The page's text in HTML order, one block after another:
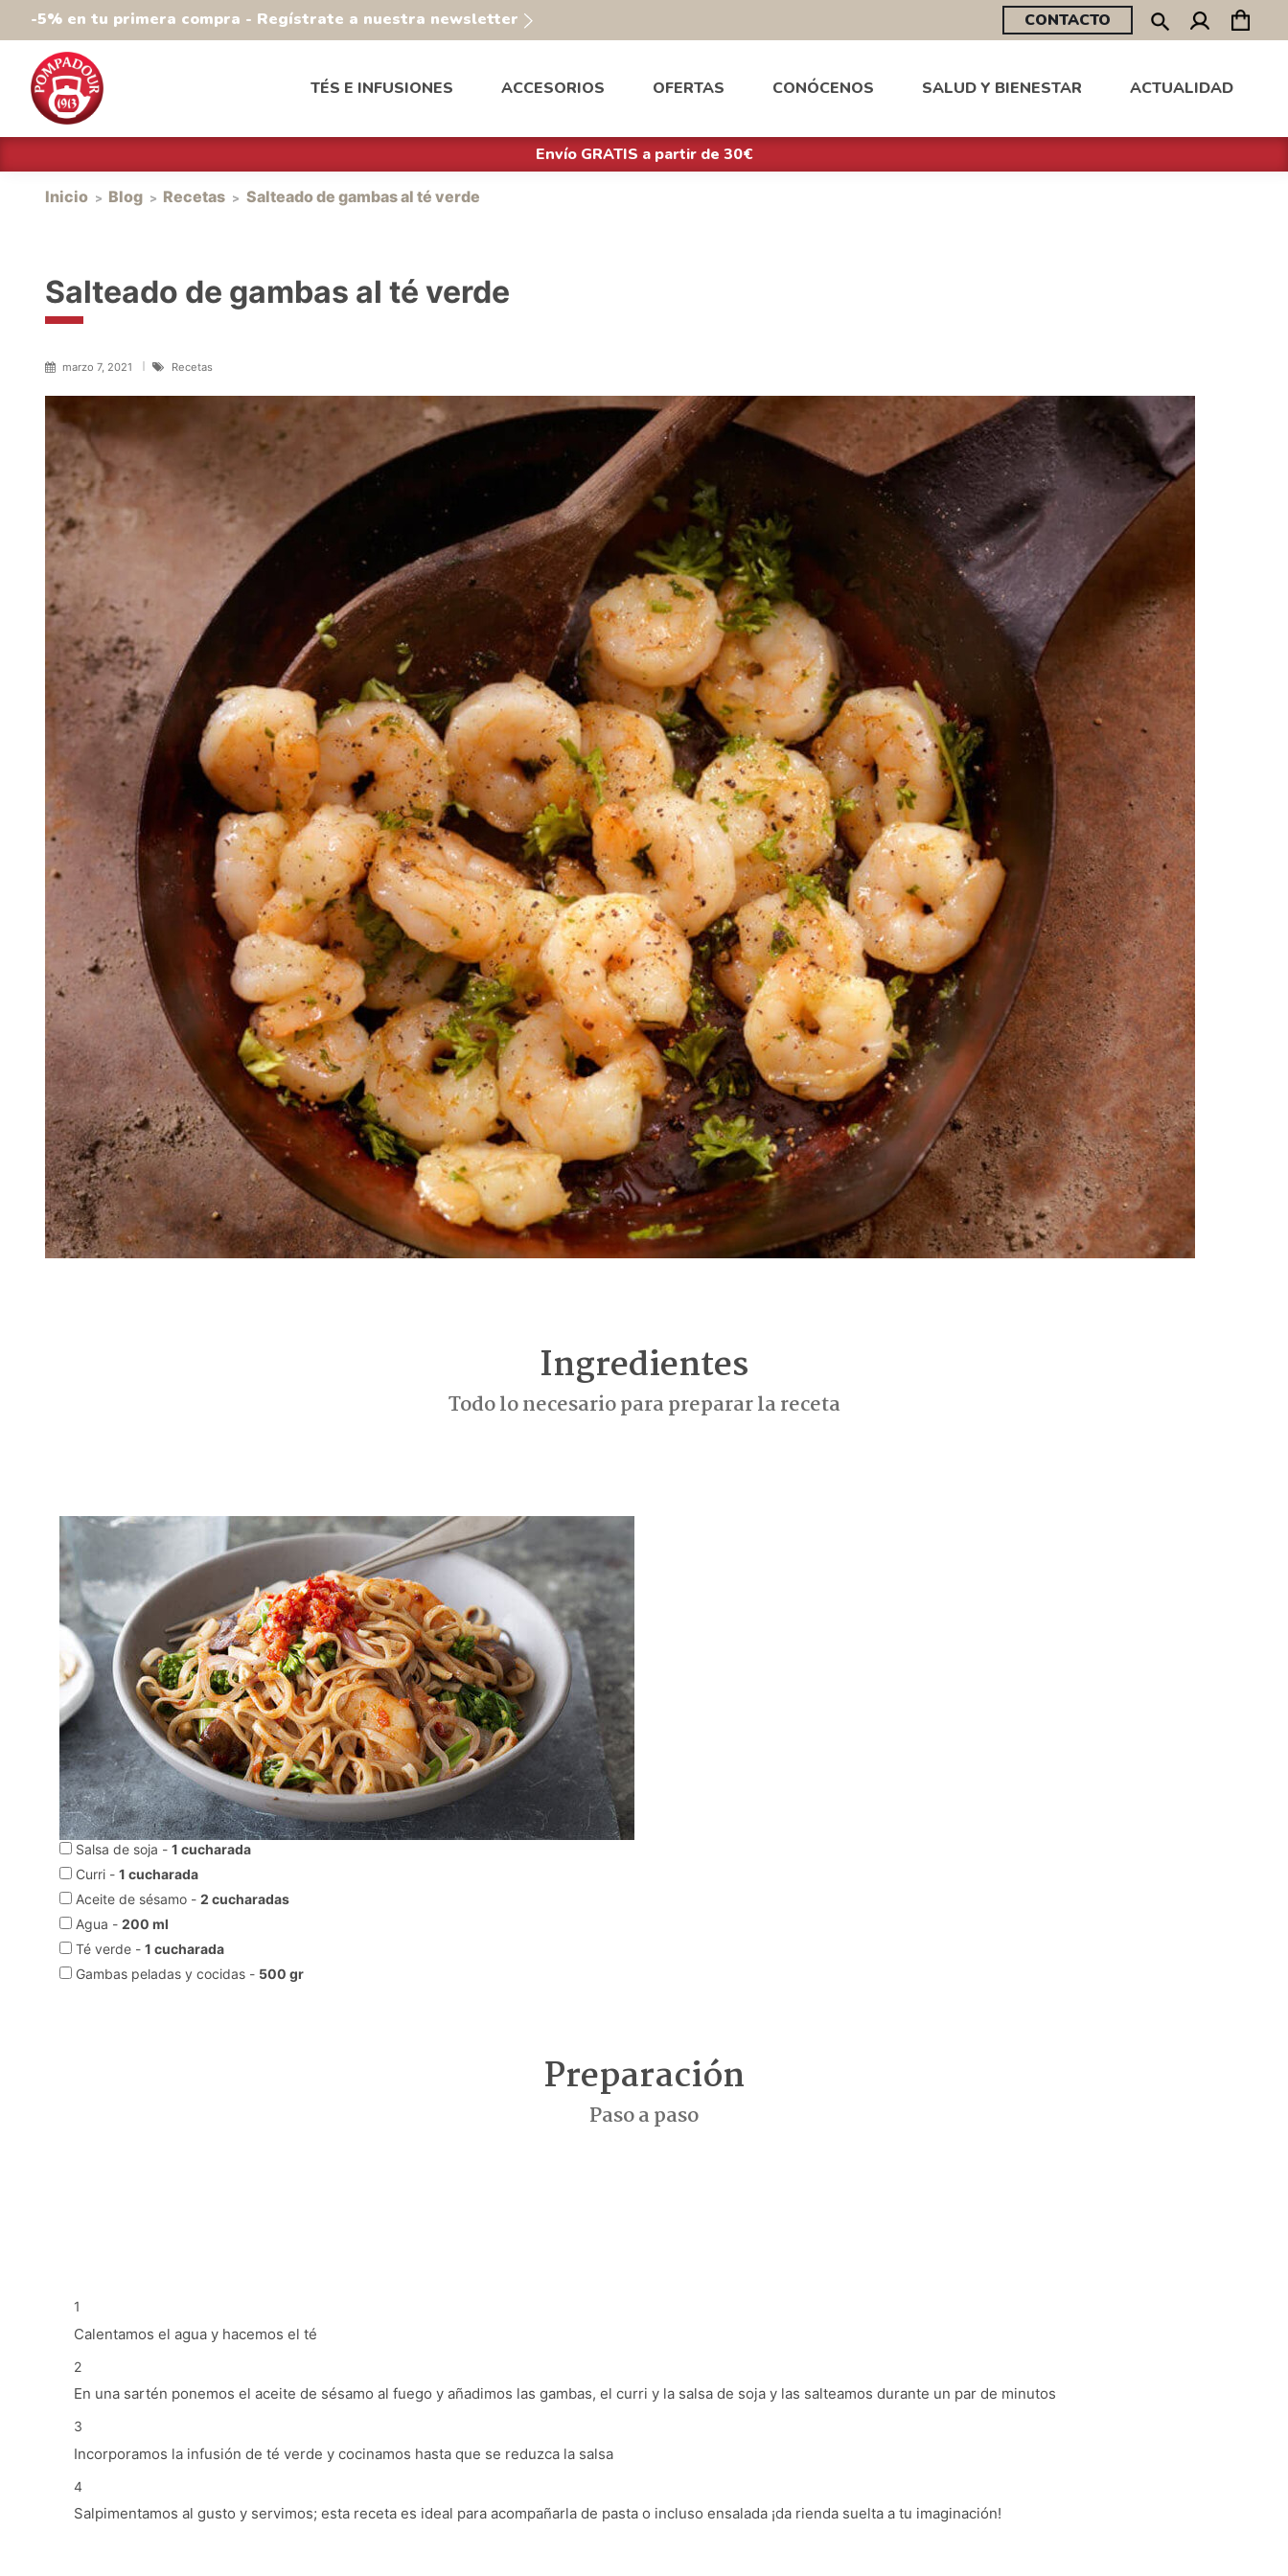
-5% en tu primera compra - Regístrate a nuestra newsletter CONTACTO
TÉS E INFUSIONES ACCESORIOS OFERTAS CONÓCENOS SALUD Y BIENESTAR ACTUALIDAD
Envío GRATIS a partir de 30€
Inicio Blog Recetas Salteado de gambas al té verde
Salteado de gambas al té verde
marzo 7, 2021 Recetas
Ingredientes
Todo lo necesario para preparar la receta
Salsa de soja - 1 cucharada
Curri - 1 cucharada
Aceite de sésamo - 2 cucharadas
Agua - 200 ml
Té verde - 1 cucharada
Gambas peladas y cocidas - 500 gr
Preparación
Paso a paso
1
Calentamos el agua y hacemos el té
2
En una sartén ponemos el aceite de sésamo al fuego y añadimos las gambas, el curri y la salsa de soja y las salteamos durante un par de minutos
3
Incorporamos la infusión de té verde y cocinamos hasta que se reduzca la salsa
4
Salpimentamos al gusto y servimos; esta receta es ideal para acompañarla de pasta o incluso ensalada ¡da rienda suelta a tu imaginación!